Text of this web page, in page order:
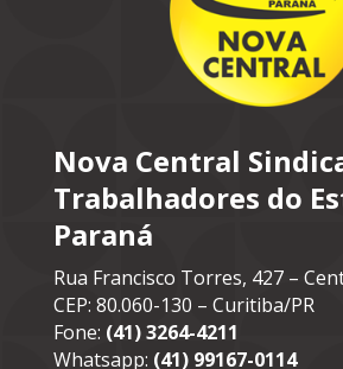
Nova Central
Trabalhadores do
Paraná
Rua Francisco Torres, 427 –
CEP: 80.060-130 – Curitiba/PR
Fone: (41) 3264-4211
Whatsapp: (41) 99167-0114